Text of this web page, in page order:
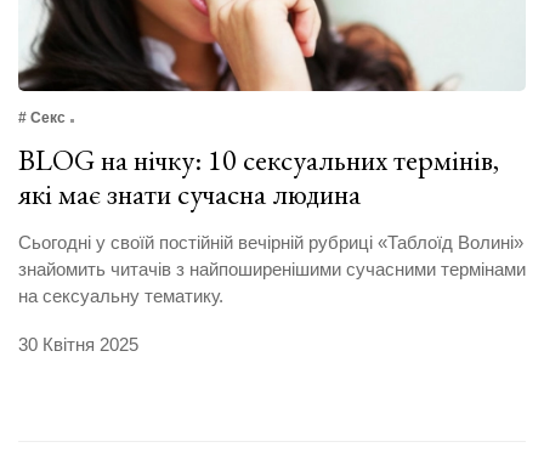
# Секс
BLOG на нічку: 10 сексуальних термінів,
які має знати сучасна людина
Сьогодні у своїй постійній вечірній рубриці «Таблоїд Волині»
знайомить читачів з найпоширенішими сучасними термінами
на сексуальну тематику.
30 Квітня 2025